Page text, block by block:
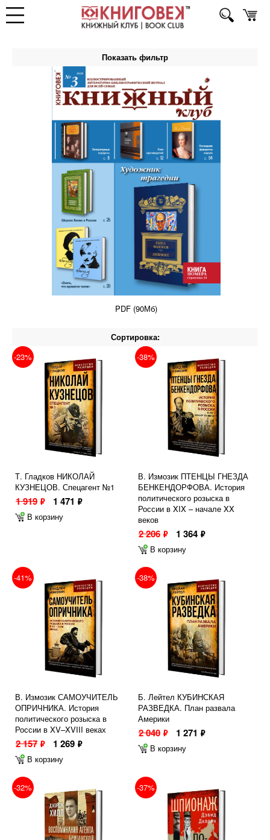
Показать фильтр
PDF (90Мб)
Сортировка:
-23%
Т. Гладков НИКОЛАЙ
КУЗНЕЦОВ. Спецагент №1
1 919 ф 1 471 ф
В корзину
-38%
В. Измозик ПТЕНЦЫ ГНЕЗДА
БЕНКЕНДОРФОВА. История
политического розыска в
России в XIX – начале XX
веков
2 206 ф 1 364 ф
В корзину
-41%
В. Измозик САМОУЧИТЕЛЬ
ОПРИЧНИКА. История
политического розыска в
России в XV–XVIII веках
2 157 ф 1 269 ф
В корзину
-38%
Б. Лейтел КУБИНСКАЯ
РАЗВЕДКА. План развала
Америки
2 040 ф 1 271 ф
В корзину
-32% -37%